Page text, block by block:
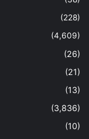
(228)
(4,609)
(26)
(21)
(13)
(3,836)
(10)